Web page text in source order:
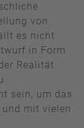
von
es nicht
in Form
Realität
sein, um das
mit vielen